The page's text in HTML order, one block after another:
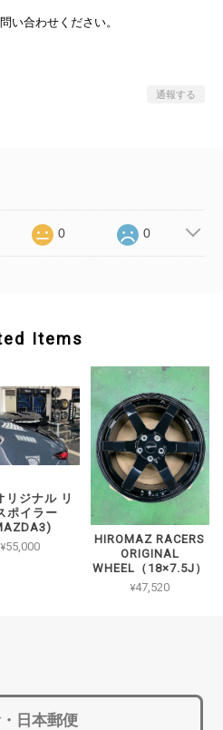
い合わせください。
通報する
0 0
Items
リジナル リ
ポイラー
¥55,000
HIROMAZ RACERS
ORIGINAL
WHEEL（18×7.5J）
¥47,520
日本郵便